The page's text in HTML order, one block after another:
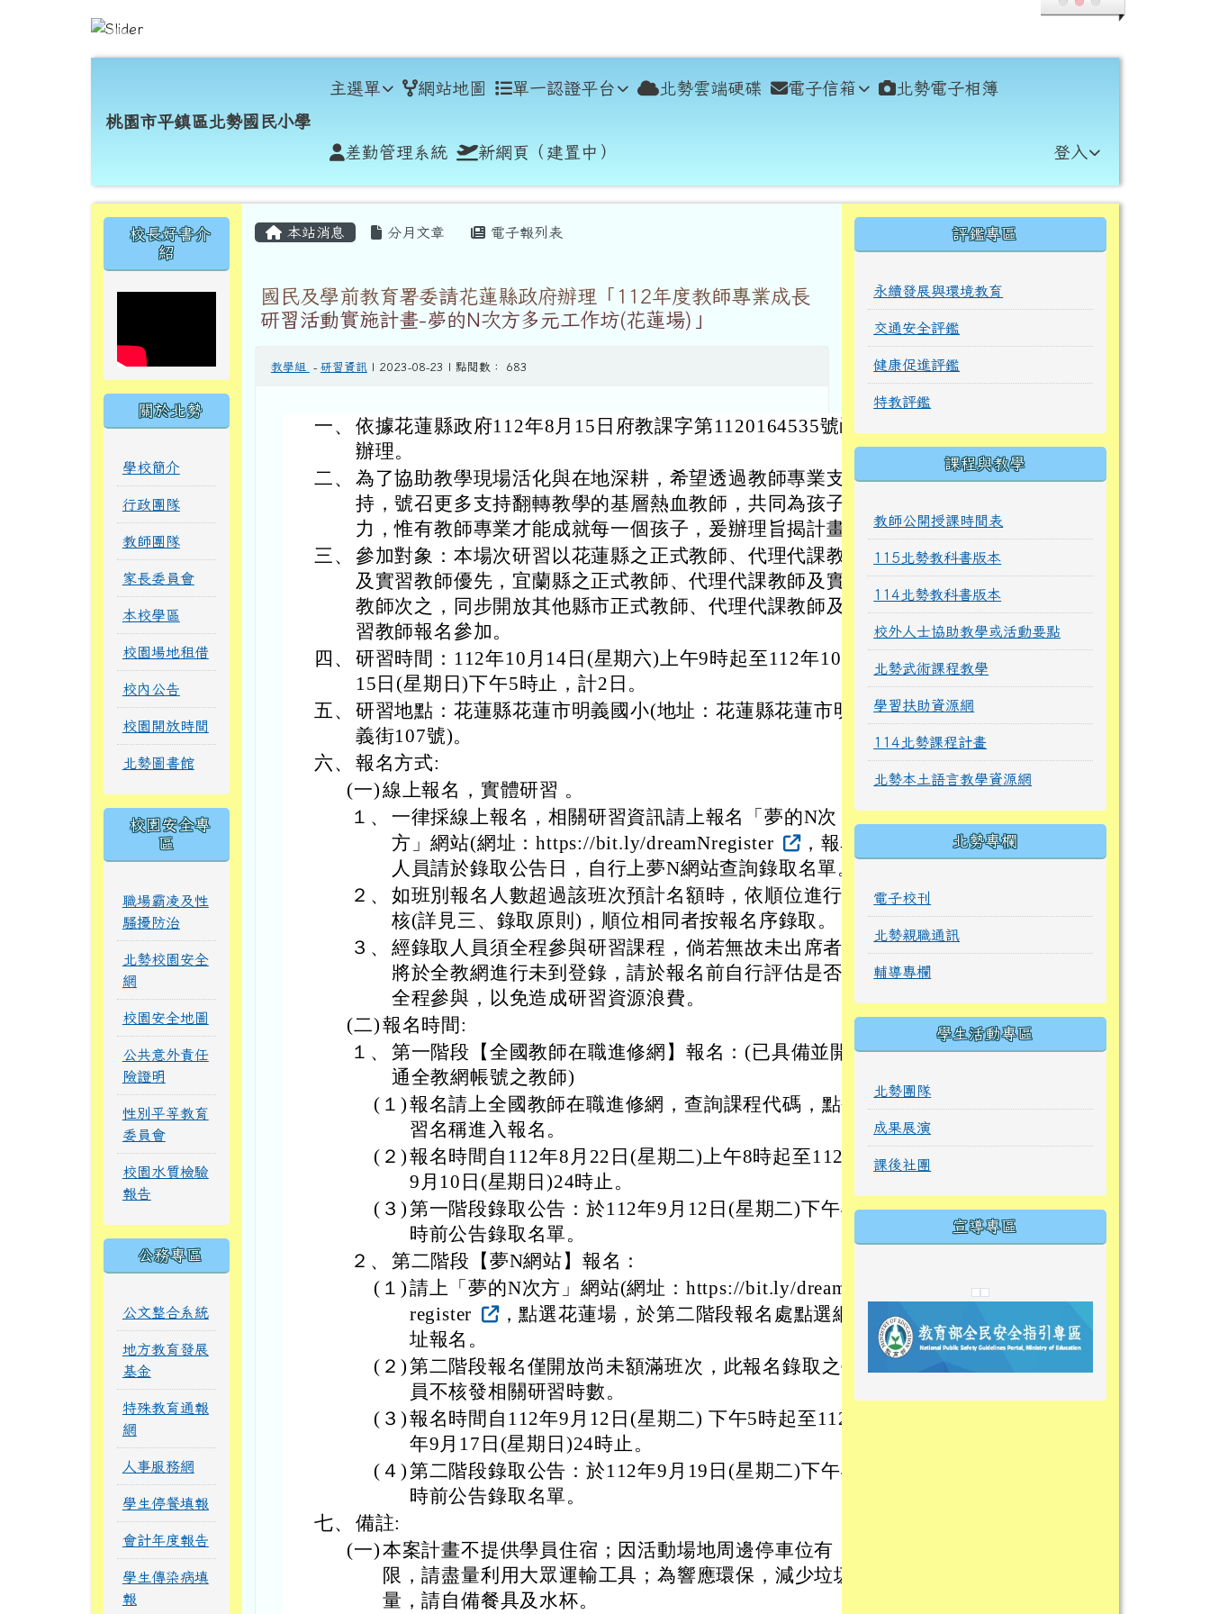
桃園市平鎮區北勢國民小學
桃園市平鎮區北勢國民小學
主選單 網站地圖 單一認證平台 北勢雲端硬碟 電子信箱 北勢電子相簿
差勤管理系統 新網頁（建置中） 登入
左邊區域內容
校長好書介
紹
關於北勢
學校簡介
行政團隊
教師團隊
家長委員會
本校學區
校園場地租借
校內公告
校園開放時間
北勢圖書館
校園安全專
區
職場霸凌及性
騷擾防治
北勢校園安全
網
校園安全地圖
公共意外責任
險證明
性別平等教育
委員會
校園水質檢驗
報告
公務專區
公文整合系統
地方教育發展
基金
特殊教育通報
網
人事服務網
學生停餐填報
會計年度報告
學生傳染病填
報
主內容區域
本站消息 分月文章 電子報列表
國民及學前教育署委請花蓮縣政府辦理「112年度教師專業成長
研習活動實施計畫-夢的N次方多元工作坊(花蓮場)」
教學組 - 研習資訊| 2023-08-23 | 點閱數： 683
一、 依據花蓮縣政府112年8月15日府教課字第1120164535號函
辦理。
二、 為了協助教學現場活化與在地深耕，希望透過教師專業支
持，號召更多支持翻轉教學的基層熱血教師，共同為孩子努
力，惟有教師專業才能成就每一個孩子，爰辦理旨揭計畫。
三、 參加對象：本場次研習以花蓮縣之正式教師、代理代課教師
及實習教師優先，宜蘭縣之正式教師、代理代課教師及實習
教師次之，同步開放其他縣市正式教師、代理代課教師及實
習教師報名參加。
四、 研習時間：112年10月14日(星期六)上午9時起至112年10月
15日(星期日)下午5時止，計2日。
五、 研習地點：花蓮縣花蓮市明義國小(地址：花蓮縣花蓮市明
義街107號)。
六、 報名方式:
(一)線上報名，實體研習 。
１、
一律採線上報名，相關研習資訊請上報名「夢的N次
方」網站(網址：https://bit.ly/dreamNregister
，報名
人員請於錄取公告日，自行上夢N網站查詢錄取名單。
２、 如班別報名人數超過該班次預計名額時，依順位進行審
核(詳見三、錄取原則)，順位相同者按報名序錄取。
３、 經錄取人員須全程參與研習課程，倘若無故未出席者，
將於全教網進行未到登錄，請於報名前自行評估是否能
全程參與，以免造成研習資源浪費。
(二)報名時間:
１、 第一階段【全國教師在職進修網】報名：(已具備並開
通全教網帳號之教師)
(１)報名請上全國教師在職進修網，查詢課程代碼，點研
習名稱進入報名。
(２)報名時間自112年8月22日(星期二)上午8時起至112年
9月10日(星期日)24時止。
(３)第一階段錄取公告：於112年9月12日(星期二)下午4
時前公告錄取名單。
２、 第二階段【夢N網站】報名：
(１)請上「夢的N次方」網站(網址：https://bit.ly/dreamN
register
，點選花蓮場，於第二階段報名處點選網
址報名。
(２)第二階段報名僅開放尚未額滿班次，此報名錄取之學
員不核發相關研習時數。
(３)報名時間自112年9月12日(星期二) 下午5時起至112
年9月17日(星期日)24時止。
(４)第二階段錄取公告：於112年9月19日(星期二)下午4
時前公告錄取名單。
七、 備註:
(一)本案計畫不提供學員住宿；因活動場地周邊停車位有
限，請盡量利用大眾運輸工具；為響應環保，減少垃圾
量，請自備餐具及水杯。
右邊區域內容
評鑑專區
永續發展與環境教育
交通安全評鑑
健康促進評鑑
特教評鑑
課程與教學
教師公開授課時間表
115北勢教科書版本
114北勢教科書版本
校外人士協助教學或活動要點
北勢武術課程教學
學習扶助資源網
114北勢課程計畫
北勢本土語言教學資源網
北勢專欄
電子校刊
北勢親職通訊
輔導專欄
學生活動專區
北勢團隊
成果展演
課後社團
宣導專區
link to https://
link to https://eliteracy.edu.tw/
link to https://
link to https://10000.gov.tw/
link to https://eliteracy.edu.tw/
link to https://10000.gov.tw/
link to https://
link to https://
link to https://i.win.org.tw/
link to https://
link to https://
link to https://
link to https://
頁尾區域